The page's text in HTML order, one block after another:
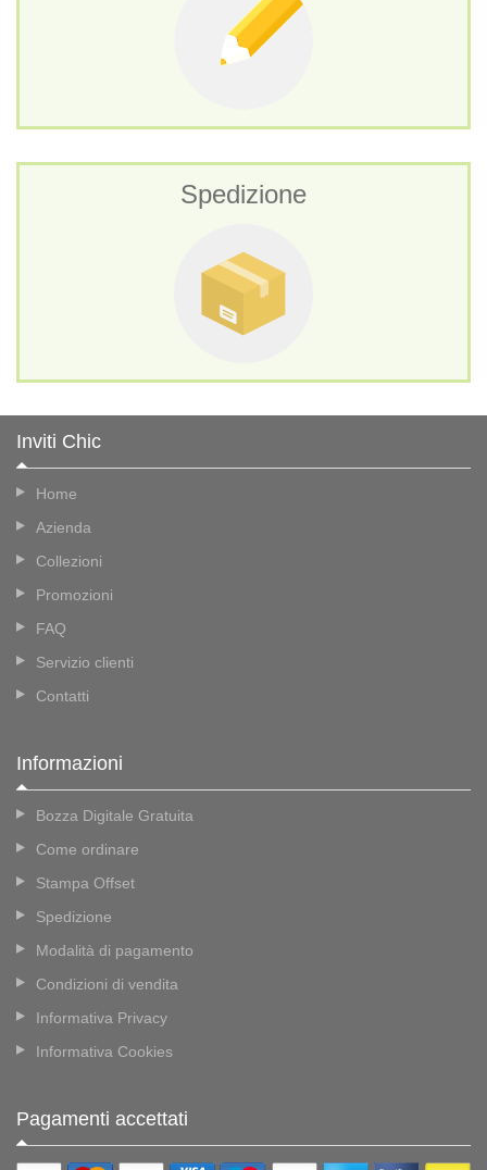
Spedizione
Inviti Chic
Home
Azienda
Collezioni
Promozioni
FAQ
Servizio clienti
Contatti
Informazioni
Bozza Digitale Gratuita
Come ordinare
Stampa Offset
Spedizione
Modalità di pagamento
Condizioni di vendita
Informativa Privacy
Informativa Cookies
Pagamenti accettati